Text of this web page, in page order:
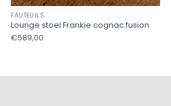
FAUTEUILS
Lounge stoel Frankie cognac fusion
€589,00